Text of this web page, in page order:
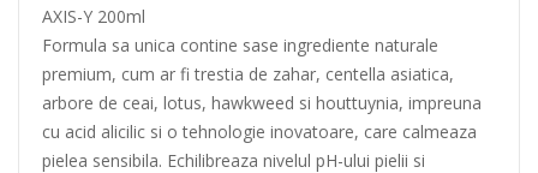
AXIS-Y 200ml
Formula sa unica contine sase ingrediente naturale
premium, cum ar fi trestia de zahar, centella asiatica,
arbore de ceai, lotus, hawkweed si houttuynia, impreuna
cu acid alicilic si o tehnologie inovatoare, care calmeaza
pielea sensibila. Echilibreaza nivelul pH-ului pielii si